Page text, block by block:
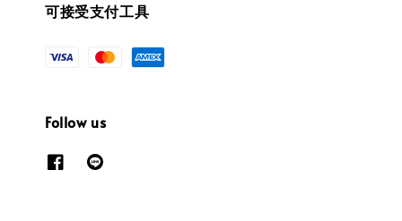
可接受支付工具
Follow us